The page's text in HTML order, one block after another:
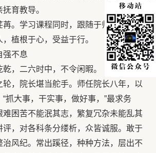
育教导。
苒。学习课程同时，跟随于师，耳提面
植根于心，受益于行。
强不息
，二六时中，不令闲暇。
轮，院长堪当舵手。师任院长八年，以
抓大事，干实事，做好事，”最求务
难困苦不能泯其志，繁复冗杂未能乱其
评，对各科条分缕析，众皆诚服。敢于
治风纪。常出蹊径，种种方法，层出不